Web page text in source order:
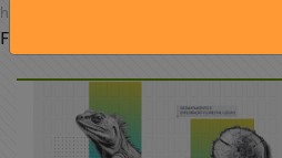
Home
Institucional
home
Filtro